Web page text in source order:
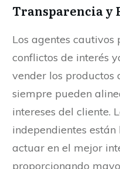
Transparencia y
Los agentes
conflictos de interés
vender los productos
siempre pueden
intereses del cliente.
independientes
actuar en el mejor
proporcionando